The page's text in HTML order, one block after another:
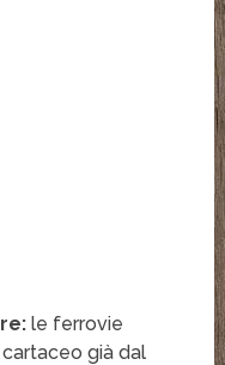
le ferrovie
cartaceo già dal